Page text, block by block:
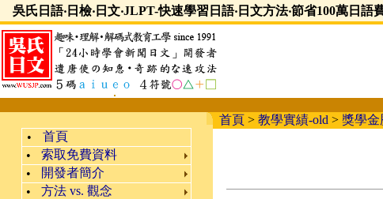
吳氏日語‧日檢‧日文‧JLPT-快速學習日語‧日文方法‧節省100萬日語
•
首頁
•
索取免費資料
•
開發者簡介
•
方法 vs. 觀念
首頁 > 教學實績-old > 獎學金